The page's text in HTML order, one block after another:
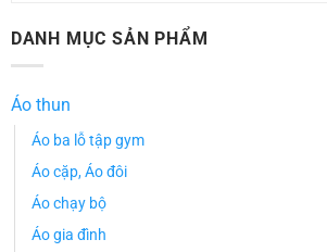
DANH MỤC SẢN PHẨM
Áo thun
Áo ba lỗ tập gym
Áo cặp, Áo đôi
Áo chạy bộ
Áo gia đình